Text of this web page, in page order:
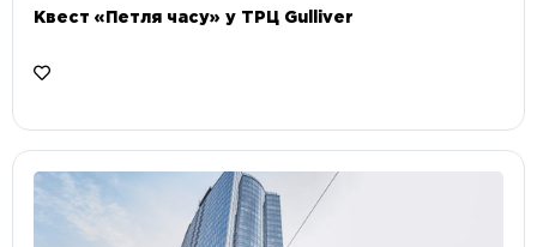
Квест «Петля часу» у ТРЦ Gulliver